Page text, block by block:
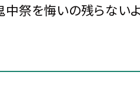
祭を悔いの残らないよ